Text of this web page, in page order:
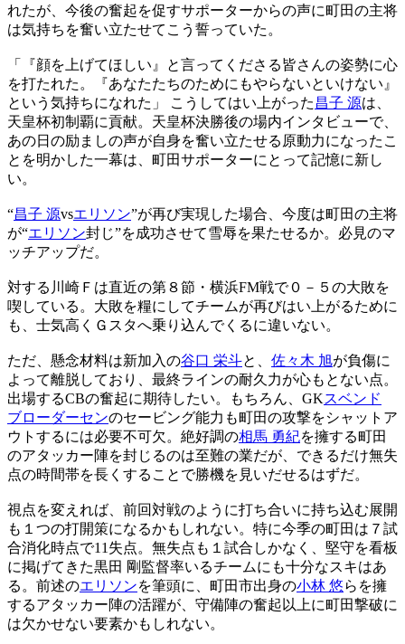
れたが、今後の奮起を促すサポーターからの声に町田の主将
は気持ちを奮い立たせてこう誓っていた。
「『顔を上げてほしい』と言ってくださる皆さんの姿勢に心
を打たれた。『あなたたちのためにもやらないといけない』
という気持ちになれた」 こうしてはい上がった 昌子 源は、
天皇杯初制覇に貢献。天皇杯決勝後の場内インタビューで、
あの日の励ましの声が自身を奮い立たせる原動力になったこ
とを明かした一幕は、町田サポーターにとって記憶に新し
い。
“昌子 源vsエリソン”が再び実現した場合、今度は町田の主将
が“エリソン封じ”を成功させて雪辱を果たせるか。必見のマ
ッチアップだ。
対する川崎Ｆは直近の第８節・横浜FM戦で０－５の大敗を
喫している。大敗を糧にしてチームが再びはい上がるために
も、士気高くＧスタへ乗り込んでくるに違いない。
ただ、懸念材料は新加入の谷口 栄斗と、 佐々木 旭が負傷に
よって離脱しており、最終ラインの耐久力が心もとない点。
出場するCBの奮起に期待したい。もちろん、GKスベンド
ブローダーセンのセービング能力も町田の攻撃をシャットア
ウトするには必要不可欠。絶好調の相馬 勇紀を擁する町田
のアタッカー陣を封じるのは至難の業だが、できるだけ無失
点の時間帯を長くすることで勝機を見いだせるはずだ。
視点を変えれば、前回対戦のように打ち合いに持ち込む展開
も１つの打開策になるかもしれない。特に今季の町田は７試
合消化時点で11失点。無失点も１試合しかなく、堅守を看板
に掲げてきた黒田 剛監督率いるチームにも十分なスキはあ
る。前述のエリソンを筆頭に、町田市出身の小林 悠らを擁
するアタッカー陣の活躍が、守備陣の奮起以上に町田撃破に
は欠かせない要素かもしれない。